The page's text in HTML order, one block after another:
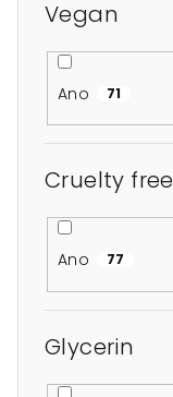
Vegan
Ano 71
Cruelty free
Ano 77
Glycerin